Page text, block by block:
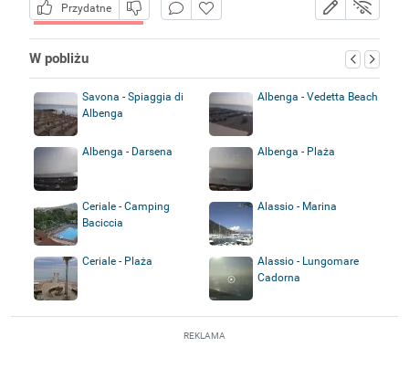
Przydatne
W pobliżu
Savona - Spiaggia di
Albenga
Albenga - Vedetta Beach
Albenga - Darsena Albenga - Plaża
Ceriale - Camping
Baciccia
Alassio - Marina
Ceriale - Plaża
Alassio - Lungomare
Cadorna
REKLAMA